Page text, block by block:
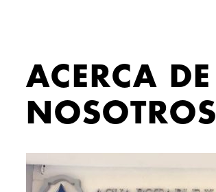
ACERCA DE
NOSOTROS